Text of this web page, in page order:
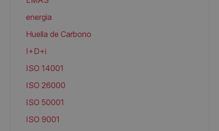
energia
Huella de Carbono
I+D+i
ISO 14001
ISO 26000
ISO 50001
ISO 9001